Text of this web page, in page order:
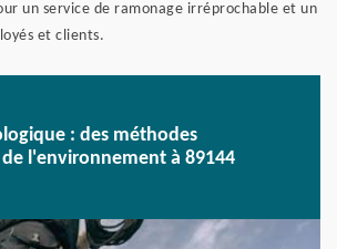
un service de ramonage irréprochable et un
et clients.
: des méthodes
de l'environnement à 89144